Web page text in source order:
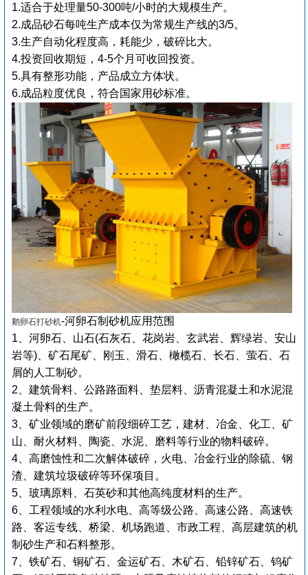
1.适合于处理量50-300吨/小时的大规模生产。
2.成品砂石每吨生产成本仅为常规生产线的3/5。
3.生产自动化程度高，耗能少，破碎比大。
4.投资回收期短，4-5个月可收回投资。
5.具有整形功能，产品成立方体状。
6.成品粒度优良，符合国家用砂标准。
鹅卵石打砂机-河卵石制砂机应用范围
1、河卵石、山石(石灰石、花岗岩、玄武岩、辉绿岩、安山
岩等)、矿石尾矿、刚玉、滑石、橄榄石、长石、萤石、石
屑的人工制砂。
2、建筑骨料、公路路面料、垫层料、沥青混凝土和水泥混
凝土骨料的生产。
3、矿业领域的磨矿前段细碎工艺，建材、冶金、化工、矿
山、耐火材料、陶瓷、水泥、磨料等行业的物料破碎。
4、高磨蚀性和二次解体破碎，火电、冶金行业的除硫、钢
渣、建筑垃圾破碎等环保项目。
5、玻璃原料、石英砂和其他高纯度材料的生产。
6、工程领域的水利水电、高等级公路、高速公路、高速铁
路、客运专线、桥梁、机场跑道、市政工程、高层建筑的机
制砂生产和石料整形。
7、铁矿石、铜矿石、金运矿石、木矿石、铅锌矿石、钨矿